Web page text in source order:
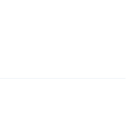
пленки| |